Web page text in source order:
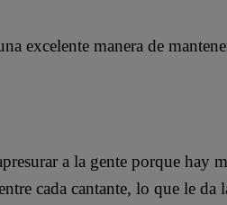
excelente manera de
a la gente porque hay
cada cantante, lo que le